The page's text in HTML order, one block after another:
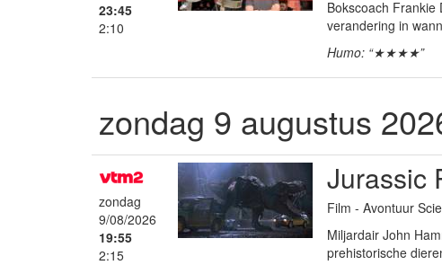
23:45
2:10
Bokscoach
verandering in
Humo: “★★★★”
zondag 9 augustus
zondag
9/08/2026
19:55
2:15
Jurassic
Film - Avontuur
Miljardair John
prehistorische